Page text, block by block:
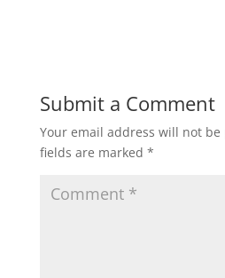
Submit a Comment
Your email address will not
fields are marked *